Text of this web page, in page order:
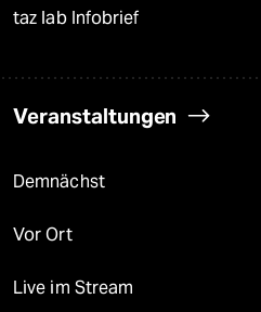
taz lab Infobrief
Veranstaltungen
Demnächst
Vor Ort
Live im Stream